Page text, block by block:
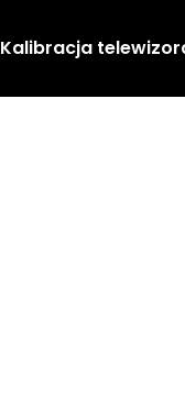
Kalibracja